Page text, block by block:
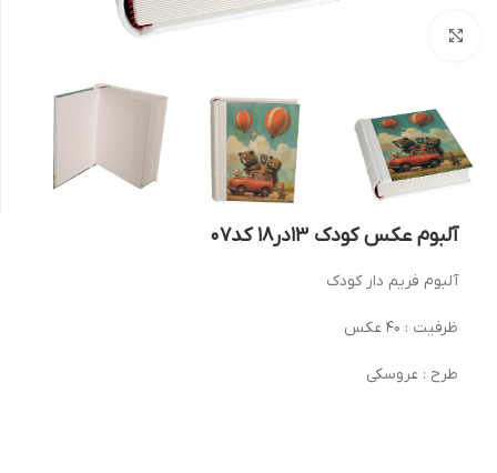
آلبوم عکس کودک 13در18 کد07
آلبوم فریم دار کودک
ظرفیت : 40 عکس
طرح : عروسکی